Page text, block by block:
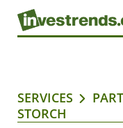
SERVICES
STORCH